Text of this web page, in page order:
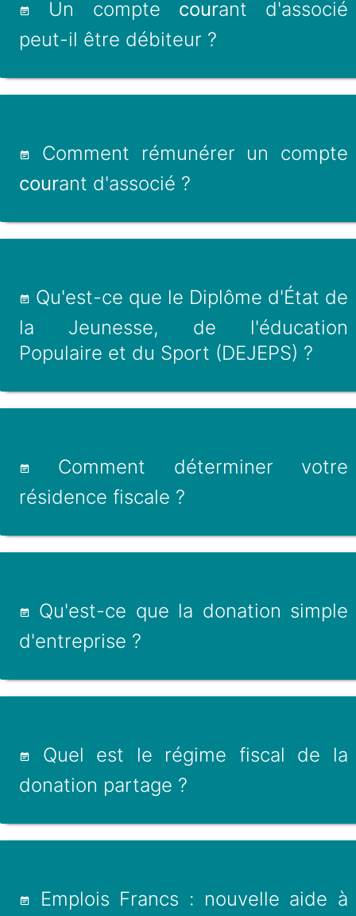
Un compte courant d'associé
peut-il être débiteur ?
Comment rémunérer un compte
courant d'associé ?
Qu'est-ce que le Diplôme d'État de
la Jeunesse, de l'éducation
Populaire et du Sport (DEJEPS) ?
Comment déterminer votre
résidence fiscale ?
Qu'est-ce que la donation simple
d'entreprise ?
Quel est le régime fiscal de la
donation partage ?
Emplois Francs : nouvelle aide à